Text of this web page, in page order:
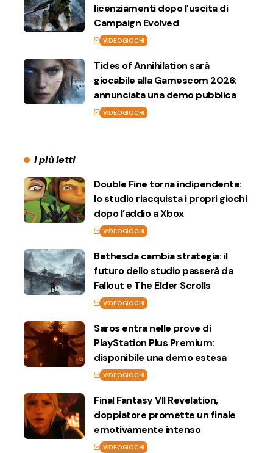
licenziamenti dopo l’uscita di
Campaign Evolved
VIDEOGIOCHI
Tides of Annihilation sarà
giocabile alla Gamescom 2026:
annunciata una demo pubblica
VIDEOGIOCHI
I più letti
Double Fine torna indipendente:
lo studio riacquista i propri giochi
dopo l’addio a Xbox
VIDEOGIOCHI
Bethesda cambia strategia: il
futuro dello studio passerà da
Fallout e The Elder Scrolls
VIDEOGIOCHI
Saros entra nelle prove di
PlayStation Plus Premium:
disponibile una demo estesa
VIDEOGIOCHI
Final Fantasy VII Revelation,
doppiatore promette un finale
emotivamente intenso
VIDEOGIOCHI